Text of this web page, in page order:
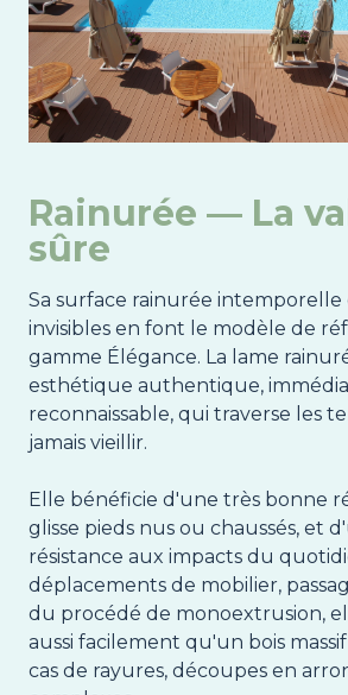
Rainurée — La
sûre
Sa surface rainurée intemporelle
invisibles en font le modèle de
gamme Élégance. La lame
esthétique authentique,
reconnaissable, qui traverse les
jamais vieillir.
Elle bénéficie d'une très bonne
glisse pieds nus ou chaussés, et
résistance aux impacts du
déplacements de mobilier,
du procédé de monoextrusion,
aussi facilement qu'un bois
cas de rayures, découpes en